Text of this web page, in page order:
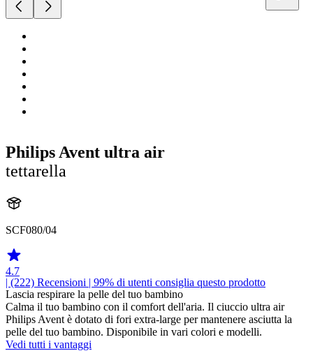
Philips Avent ultra air
tettarella
SCF080/04
4.7
| (222) Recensioni | 99% di utenti consiglia questo prodotto
Lascia respirare la pelle del tuo bambino
Calma il tuo bambino con il comfort dell'aria. Il ciuccio ultra air
Philips Avent è dotato di fori extra-large per mantenere asciutta la
pelle del tuo bambino. Disponibile in vari colori e modelli.
Vedi tutti i vantaggi